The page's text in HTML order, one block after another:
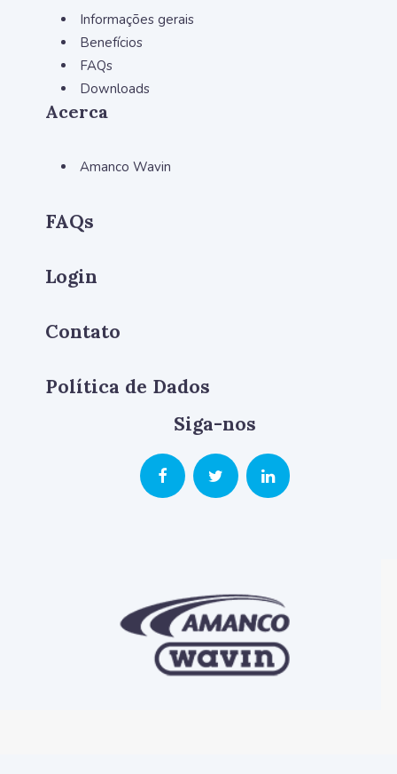
Informações gerais
Benefícios
FAQs
Downloads
Acerca
Amanco Wavin
FAQs
Login
Contato
Política de Dados
Siga-nos